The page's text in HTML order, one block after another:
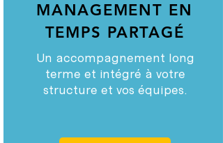
MANAGEMENT EN
TEMPS PARTAGÉ
Un accompagnement long
terme et intégré à votre
structure et vos équipes.